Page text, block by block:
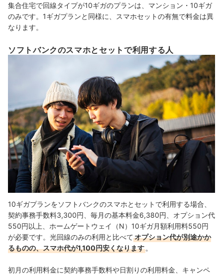
集合住宅で回線タイプが10ギガのプランは、マンション・10ギガ
のみです。1ギガプランと同様に、スマホセットの有無で料金は異
なります。
ソフトバンクのスマホとセットで利用する人
10ギガプランをソフトバンクのスマホとセットで利用する場合、
契約事務手数料3,300円、毎月の基本料金6,380円、オプション代
550円以上、ホームゲートウェイ（N）10ギガ月額利用料550円
が必要です。光回線のみの利用と比べてオプション代が別途かか
るものの、スマホ代が1,100円安くなります 。
初月の利用料金に契約事務手数料や日割りの利用料金、キャンペ